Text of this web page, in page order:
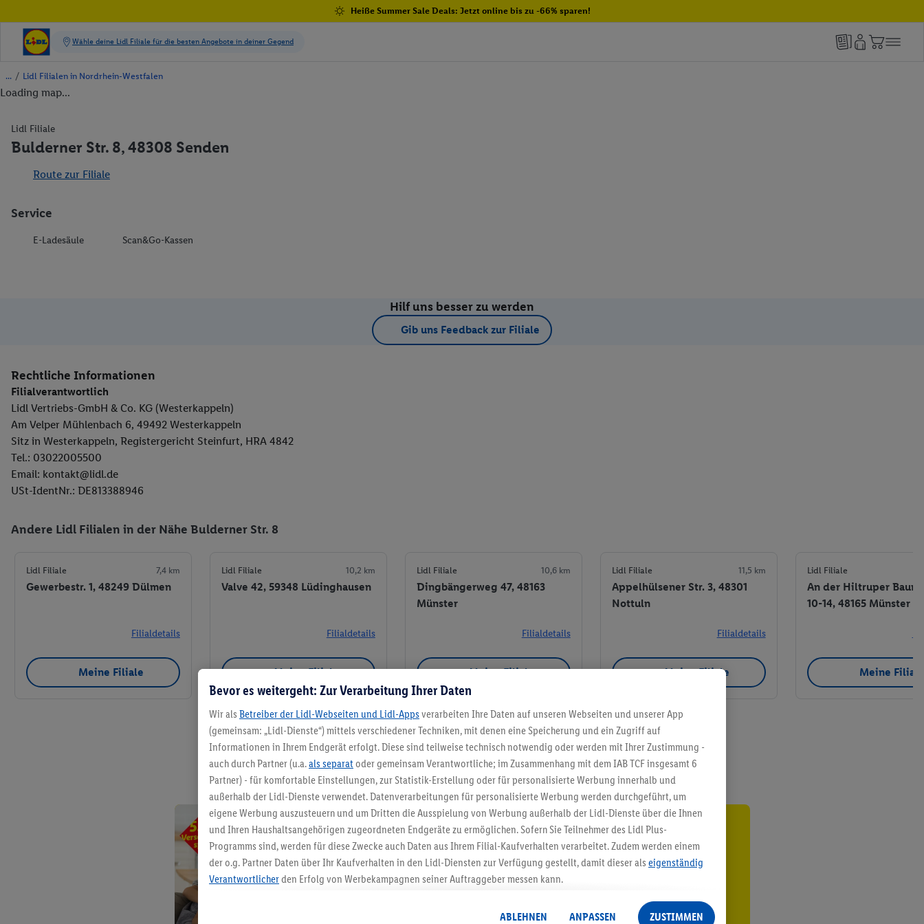
Heiße Summer Sale Deals: Jetzt online bis zu -66% sparen!
/ Lidl Filialen in Nordrhein-Westfalen
Loading map...
Lidl Filiale
Bulderner Str. 8, 48308 Senden
Route zur Filiale
Service
E-Ladesäule Scan&Go-Kassen
Hilf uns besser zu werden
Gib uns Feedback zur Filiale
Rechtliche Informationen
Filialverantwortlich
Lidl Vertriebs-GmbH & Co. KG (Westerkappeln)
Am Velper Mühlenbach 6, 49492 Westerkappeln
Sitz in Westerkappeln, Registergericht Steinfurt, HRA 4842
Tel.: 03022005500
Email: kontakt@lidl.de
USt-IdentNr.: DE813388946
Andere Lidl Filialen in der Nähe Bulderner Str. 8
Lidl Filiale 7,4 km
Gewerbestr. 1, 48249 Dülmen
Filialdetails
Meine Filiale
Lidl Filiale 10,2 km
Valve 42, 59348 Lüdinghausen
Filialdetails
Meine Filiale
Lidl Filiale 10,6 km
Dingbängerweg 47, 48163
Münster
Filialdetails
Meine Filiale
Lidl Filiale 11,5 km
Appelhülsener Str. 3, 48301
Nottuln
Filialdetails
Meine Filiale
Lidl Filiale
An der Hiltruper
10-14, 48165 Münster
Meine
Meine Filiale
5.95 € Versand sparen³²ᵃ
Jetzt zum Newsletter anmelden
Bevor es weitergeht: Zur Verarbeitung Ihrer Daten
Wir als Betreiber der Lidl-Webseiten und Lidl-Apps verarbeiten Ihre Daten auf unseren Webseiten und unserer App
(gemeinsam: „Lidl-Dienste“) mittels verschiedener Techniken, mit denen eine Speicherung und ein Zugriff auf
Informationen in Ihrem Endgerät erfolgt. Diese sind teilweise technisch notwendig oder werden mit Ihrer Zustimmung -
auch durch Partner (u.a.als separat oder gemeinsam Verantwortliche; im Zusammenhang mit dem IAB TCF insgesamt 6
Partner) - für komfortable Einstellungen, zur Statistik-Erstellung oder für personalisierte Werbung innerhalb und
außerhalb der Lidl-Dienste verwendet. Datenverarbeitungen für personalisierte Werbung werden durchgeführt, um
eigene Werbung auszusteuern und um Dritten die Ausspielung von Werbung außerhalb der Lidl-Dienste über die Ihnen
und Ihren Haushaltsangehörigen zugeordneten Endgeräte zu ermöglichen. Sofern Sie Teilnehmer des Lidl Plus-
Programms sind, werden für diese Zwecke auch Daten aus Ihrem Filial-Kaufverhalten verarbeitet. Zudem werden einem
der o.g. Partner Daten über Ihr Kaufverhalten in den Lidl-Diensten zur Verfügung gestellt, damit dieser als eigenständig
Verantwortlicherden Erfolg von Werbekampagnen seiner Auftraggeber messen kann.
angereicherten Profilen. Dies umfasst die Zusammenführung von Daten (z.B. über Ihre Nutzung der Lidl-Dienste, Ihr
ABLEHNEN ANPASSEN ZUSTIMMEN